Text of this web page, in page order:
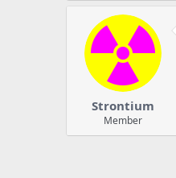
Strontium
Member